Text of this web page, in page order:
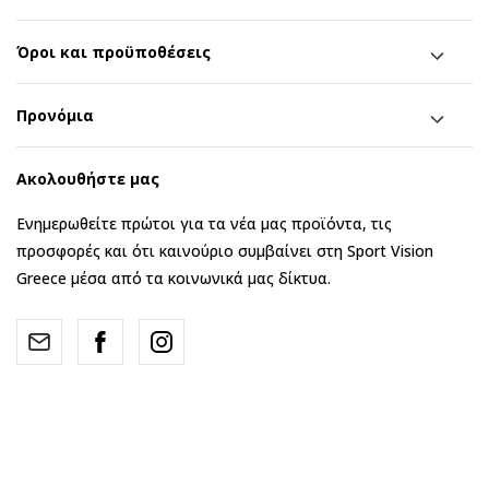
Όροι και προϋποθέσεις
Προνόμια
Ακολουθήστε μας
Ενημερωθείτε πρώτοι για τα νέα μας προϊόντα, τις
προσφορές και ότι καινούριο συμβαίνει στη Sport Vision
Greece μέσα από τα κοινωνικά μας δίκτυα.